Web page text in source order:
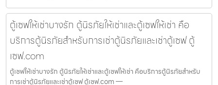
ตู้เซฟให้เช่าบางรัก ตู้นิรภัยให้เช่าและตู้เซฟให้เช่า คือ
บริการตู้นิรภัยสำหรับการเช่าตู้นิรภัยและเช่าตู้เซฟ ตู้
เซฟ.com
ตู้เซฟให้เช่าบางรัก ตู้นิรภัยให้เช่าและตู้เซฟให้เช่า คือบริการตู้นิรภัยสำหรับ
การเช่าตู้นิรภัยและเช่าตู้เซฟ ตู้เซฟ.com —